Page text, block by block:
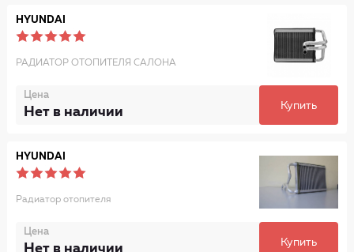
HYUNDAI
РАДИАТОР ОТОПИТЕЛЯ САЛОНА
Цена
Нет в наличии Купить
HYUNDAI
Радиатор отопителя
Цена
Нет в наличии Купить